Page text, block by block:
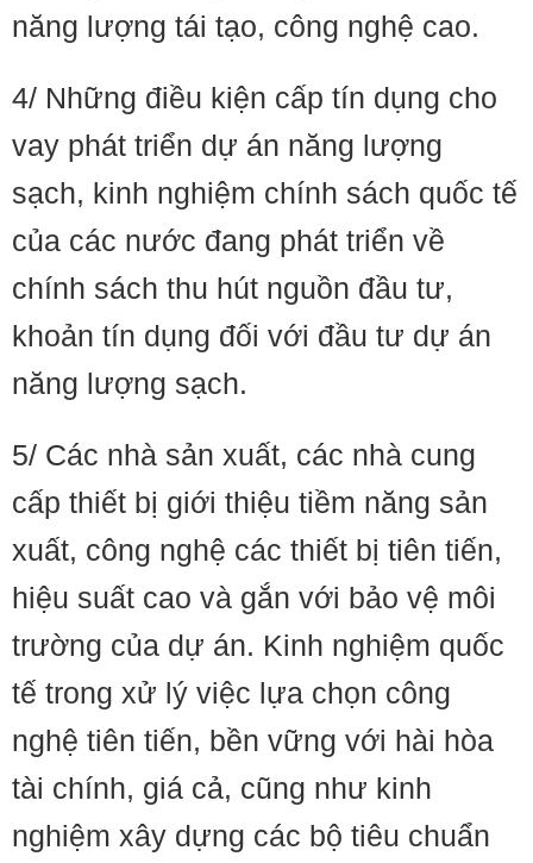
năng lượng tái tạo, công nghệ cao.
4/ Những điều kiện cấp tín dụng cho
vay phát triển dự án năng lượng
sạch, kinh nghiệm chính sách quốc tế
của các nước đang phát triển về
chính sách thu hút nguồn đầu tư,
khoản tín dụng đối với đầu tư dự án
năng lượng sạch.
5/ Các nhà sản xuất, các nhà cung
cấp thiết bị giới thiệu tiềm năng sản
xuất, công nghệ các thiết bị tiên tiến,
hiệu suất cao và gắn với bảo vệ môi
trường của dự án. Kinh nghiệm quốc
tế trong xử lý việc lựa chọn công
nghệ tiên tiến, bền vững với hài hòa
tài chính, giá cả, cũng như kinh
nghiệm xây dựng các bộ tiêu chuẩn